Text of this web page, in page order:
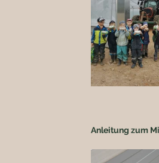
Anleitung zum